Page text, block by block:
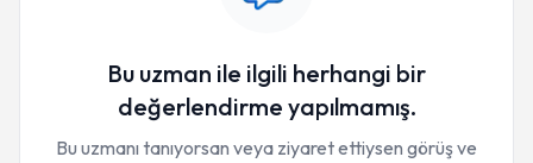
Bu uzman ile ilgili herhangi bir
değerlendirme yapılmamış.
Bu uzmanı tanıyorsan veya ziyaret ettiysen görüş ve